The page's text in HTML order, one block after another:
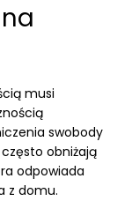
musi
swobody
obniżają
odpowiada
z domu.